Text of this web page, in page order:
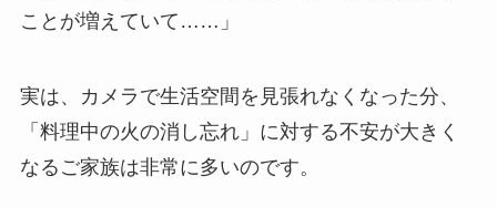
ことが増えていて……」
実は、カメラで生活空間を見張れなくなった分、
「料理中の火の消し忘れ」に対する不安が大きく
なるご家族は非常に多いのです。